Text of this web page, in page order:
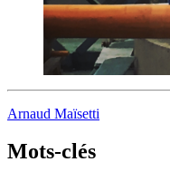
Arnaud Maïsetti
Mots-clés